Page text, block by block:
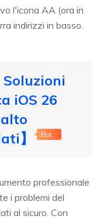
l'icona AA (ora in
indirizzi in basso.
Soluzioni
iOS 26
】
Hot
professionale
i problemi del
al sicuro. Con